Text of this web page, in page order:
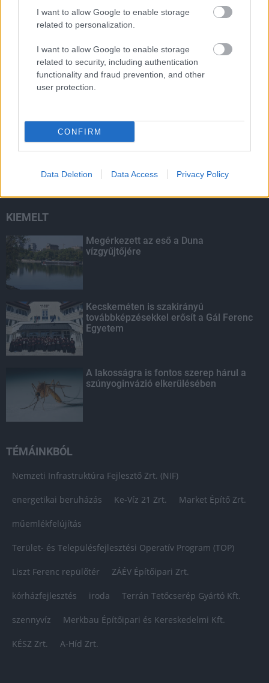
I want to allow Google to enable storage
related to personalization.
I want to allow Google to enable storage
related to security, including authentication
functionality and fraud prevention, and other
user protection.
CONFIRM
Data Deletion Data Access Privacy Policy
Paks II.: Mit jelent az 5. blokk új
mérföldköve a felülvizsgálat
árnyékában?
Fontos a postaládákba költöző
széncinegék védelme
Amire többmillióan vártunk: szombattól
másodfokúra csökken a riasztás
KIEMELT
Megérkezett az eső a Duna
vízgyűjtőjére
Kecskeméten is szakirányú
továbbképzésekkel erősít a Gál Ferenc
Egyetem
A lakosságra is fontos szerep hárul a
szúnyoginvázió elkerülésében
TÉMÁINKBÓL
Nemzeti Infrastruktúra Fejlesztő Zrt. (NIF)
energetikai beruházás Ke-Víz 21 Zrt. Market Építő Zrt.
műemlékfelújítás
Terület- és Településfejlesztési Operatív Program (TOP)
Liszt Ferenc repülőtér ZÁÉV Építőipari Zrt.
kórházfejlesztés iroda Terrán Tetőcserép Gyártó Kft.
szennyvíz Merkbau Építőipari és Kereskedelmi Kft.
KÉSZ Zrt. A-Híd Zrt.